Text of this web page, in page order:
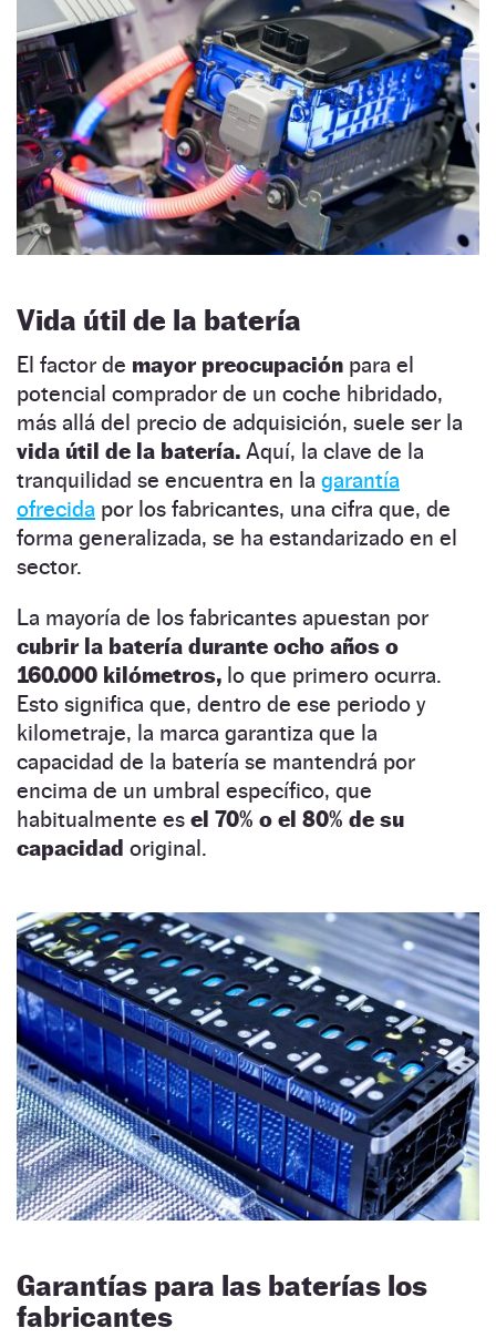
Vida útil de la batería
El factor de mayor preocupación para el
potencial comprador de un coche hibridado,
más allá del precio de adquisición, suele ser la
vida útil de la batería. Aquí, la clave de la
tranquilidad se encuentra en la garantía
ofrecida por los fabricantes, una cifra que, de
forma generalizada, se ha estandarizado en el
sector.
La mayoría de los fabricantes apuestan por
cubrir la batería durante ocho años o
160.000 kilómetros, lo que primero ocurra.
Esto significa que, dentro de ese periodo y
kilometraje, la marca garantiza que la
capacidad de la batería se mantendrá por
encima de un umbral específico, que
habitualmente es el 70% o el 80% de su
capacidad original.
Garantías para las baterías los
fabricantes